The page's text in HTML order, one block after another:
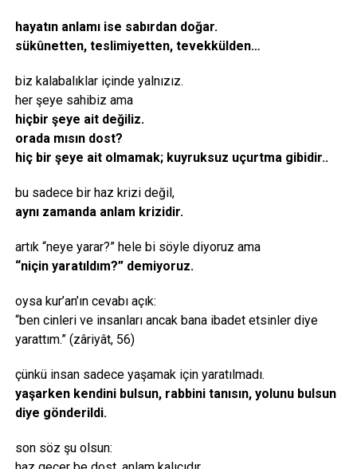
hayatın anlamı ise sabırdan doğar.
sükûnetten, teslimiyetten, tevekkülden…
biz kalabalıklar içinde yalnızız.
her şeye sahibiz ama
hiçbir şeye ait değiliz.
orada mısın dost?
hiç bir şeye ait olmamak; kuyruksuz uçurtma gibidir..
bu sadece bir haz krizi değil,
aynı zamanda anlam krizidir.
artık “neye yarar?” hele bi söyle diyoruz ama
“niçin yaratıldım?” demiyoruz.
oysa kur’an’ın cevabı açık:
“ben cinleri ve insanları ancak bana ibadet etsinler diye
yarattım.” (zâriyât, 56)
çünkü insan sadece yaşamak için yaratılmadı.
yaşarken kendini bulsun, rabbini tanısın, yolunu bulsun
diye gönderildi.
son söz şu olsun: